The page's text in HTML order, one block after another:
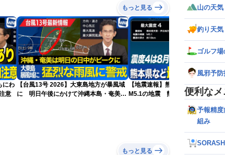
もっと見る
にわ
意
【台風13号 2026】大東島地方が暴風域
に 明日午後にかけて沖縄本島・奄美通
【地震速報】熊本県天草･芦北地方
M5.1の地震 熊本県や長崎県、鹿
もっと見る
山の天気
釣り天気
ゴルフ
風邪予防
便利な
予報精度
組み